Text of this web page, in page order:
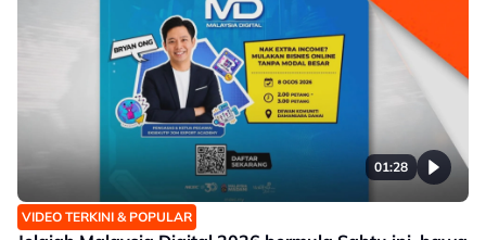
01:28
VIDEO TERKINI & POPULAR